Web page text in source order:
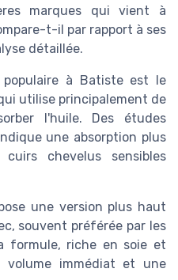
marques qui vient à
t-il par rapport à ses
détaillée.
à Batiste est le
utilise principalement de
l'huile. Des études
une absorption plus
chevelus sensibles
une version plus haut
souvent préférée par les
formule, riche en soie et
volume immédiat et une